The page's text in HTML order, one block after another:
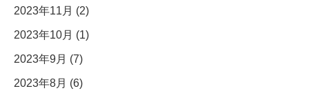
2023年11月 (2)
2023年10月 (1)
2023年9月 (7)
2023年8月 (6)